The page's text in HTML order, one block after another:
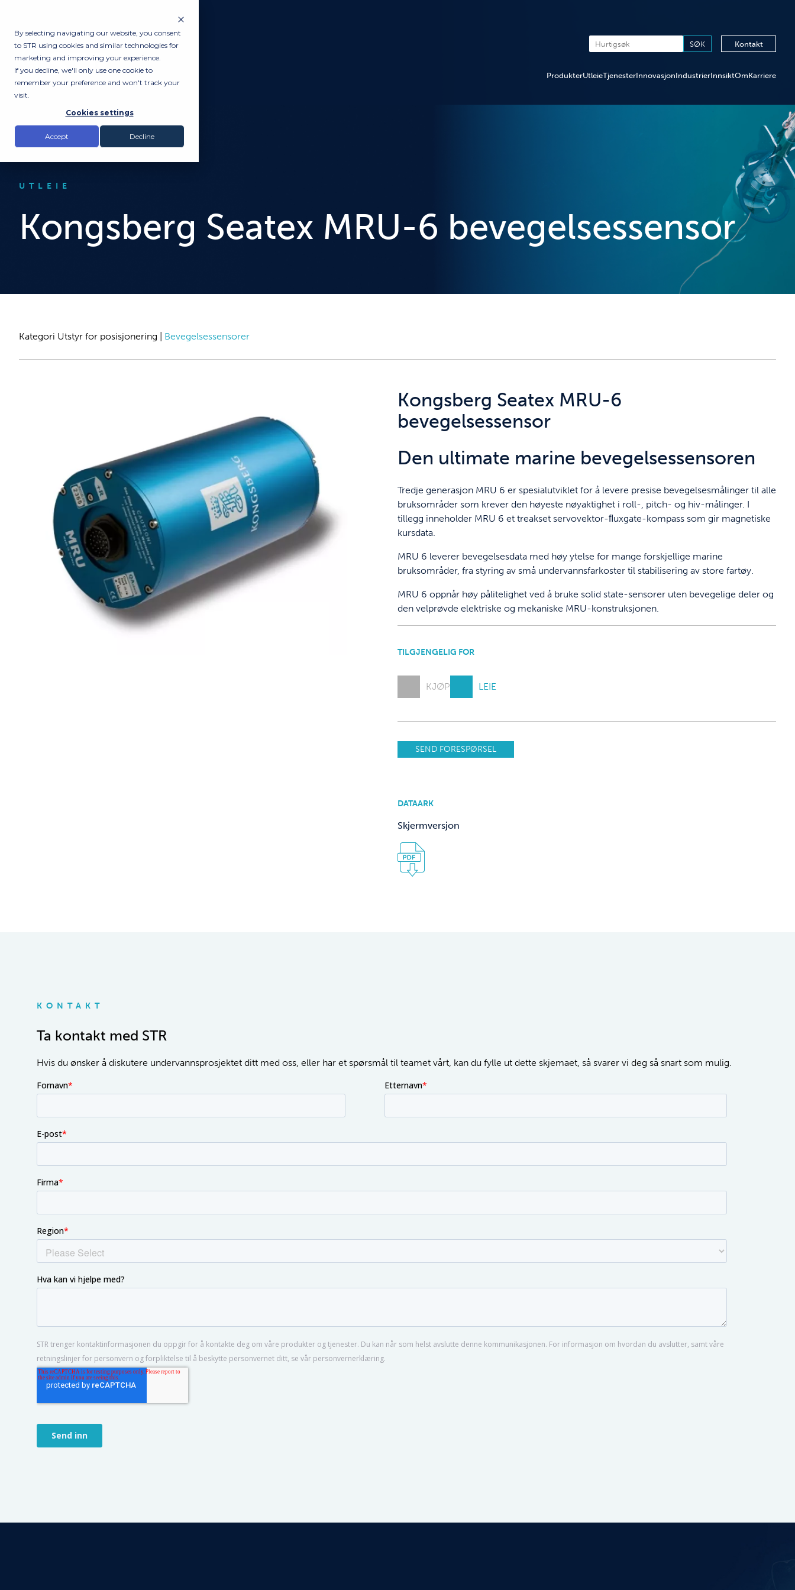
By selecting navigating our website, you consent
to STR using cookies and similar technologies for
marketing and improving your experience.
If you decline, we'll only use one cookie to
remember your preference and won't track your
visit.
Cookies settings
Accept Decline
Kontakt
ProdukterUtleieTjenesterInnovasjonIndustrierInnsiktOmKarriere
UTLEIE
Kongsberg Seatex MRU-6 bevegelsessensor
Kategori Utstyr for posisjonering Bevegelsessensorer
Kongsberg Seatex MRU-6
bevegelsessensor
Den ultimate marine bevegelsessensoren
Tredje generasjon MRU 6 er spesialutviklet for å levere presise bevegelsesmålinger til alle
bruksområder som krever den høyeste nøyaktighet i roll-, pitch- og hiv-målinger. I
tillegg inneholder MRU 6 et treakset servovektor-ﬂuxgate-kompass som gir magnetiske
kursdata.
MRU 6 leverer bevegelsesdata med høy ytelse for mange forskjellige marine
bruksområder, fra styring av små undervannsfarkoster til stabilisering av store fartøy.
MRU 6 oppnår høy pålitelighet ved å bruke solid state-sensorer uten bevegelige deler og
den velprøvde elektriske og mekaniske MRU-konstruksjonen.
TILGJENGELIG FOR
KJØP LEIE
SEND FORESPØRSEL
DATAARK
Skjermversjon
KONTAKT
Ta kontakt med STR
Hvis du ønsker å diskutere undervannsprosjektet ditt med oss, eller har et spørsmål til teamet vårt, kan du fylle ut dette skjemaet, så svarer vi deg så snart som mulig.